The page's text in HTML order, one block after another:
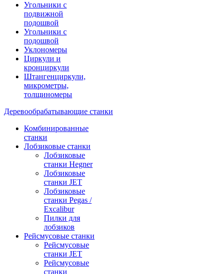
Угольники с
подвижной
подошвой
Угольники с
подошвой
Уклономеры
Циркули и
кронциркули
Штангенциркули,
микрометры,
толщиномеры
Деревообрабатывающие станки
Комбинированные
станки
Лобзиковые станки
Лобзиковые
станки Hegner
Лобзиковые
станки JET
Лобзиковые
станки Pegas /
Excalibur
Пилки для
лобзиков
Рейсмусовые станки
Рейсмусовые
станки JET
Рейсмусовые
станки